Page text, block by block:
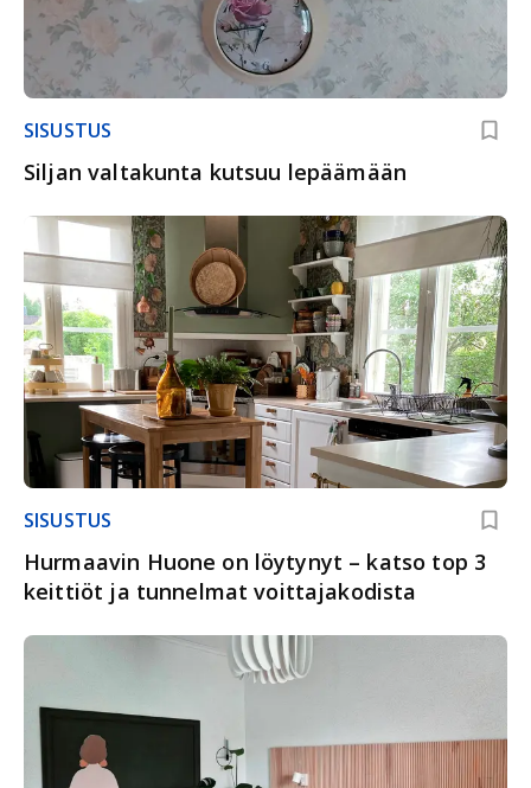
SISUSTUS
Siljan valtakunta kutsuu lepäämään
SISUSTUS
Hurmaavin Huone on löytynyt – katso top 3
keittiöt ja tunnelmat voittajakodista